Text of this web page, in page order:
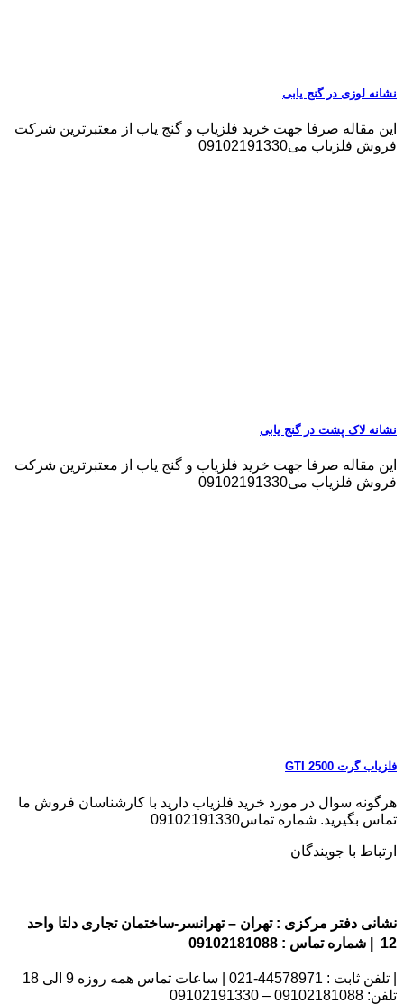
نشانه لوزی در گنج یابی
این مقاله صرفا جهت خرید فلزیاب و گنج یاب از معتبرترین شرکت
فروش فلزیاب می09102191330
نشانه لاک پشت در گنج یابی
این مقاله صرفا جهت خرید فلزیاب و گنج یاب از معتبرترین شرکت
فروش فلزیاب می09102191330
فلزیاب گرت GTI 2500
هرگونه سوال در مورد خرید فلزیاب دارید با کارشناسان فروش ما
تماس بگیرید. شماره تماس09102191330
ارتباط با جویندگان
نشانی دفتر مرکزی : تهران – تهرانسر-ساختمان تجاری دلتا واحد
12 | شماره تماس : 09102181088
| تلفن ثابت : 44578971-021 | ساعات تماس همه روزه 9 الی 18
تلفن: 09102181088 – 09102191330